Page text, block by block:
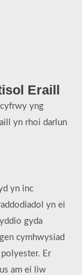
Eraill
yng
yn rhoi darlun
yn inc
yn ei
gyda
cymhwysiad
Er
am ei liw